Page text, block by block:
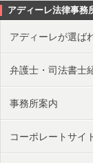
アディーレ法律事務
アディーレが選ば
弁護士・司法書士
事務所案内
コーポレートサイ